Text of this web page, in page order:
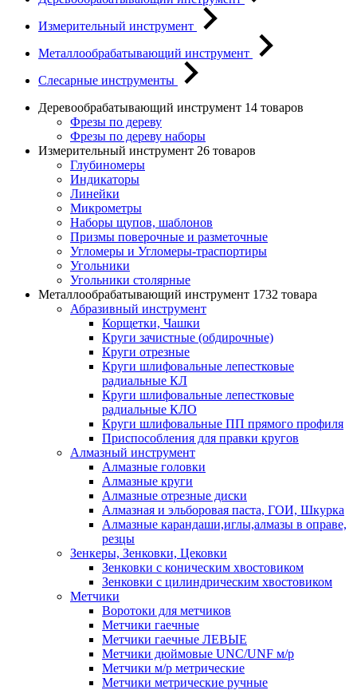
Измерительный инструмент
Металлообрабатывающий инструмент
Слесарные инструменты
Деревообрабатывающий инструмент 14 товаров
Фрезы по дереву
Фрезы по дереву наборы
Измерительный инструмент 26 товаров
Глубиномеры
Индикаторы
Линейки
Микрометры
Наборы щупов, шаблонов
Призмы поверочные и разметочные
Угломеры и Угломеры-траспортиры
Угольники
Угольники столярные
Металлообрабатывающий инструмент 1732 товара
Абразивный инструмент
Корщетки, Чашки
Круги зачистные (обдирочные)
Круги отрезные
Круги шлифовальные лепестковые
радиальные КЛ
Круги шлифовальные лепестковые
радиальные КЛО
Круги шлифовальные ПП прямого профиля
Приспособления для правки кругов
Алмазный инструмент
Алмазные головки
Алмазные круги
Алмазные отрезные диски
Алмазная и эльборовая паста, ГОИ, Шкурка
Алмазные карандаши,иглы,алмазы в оправе,
резцы
Зенкеры, Зенковки, Цековки
Зенковки с коническим хвостовиком
Зенковки с цилиндрическим хвостовиком
Метчики
Воротоки для метчиков
Метчики гаечные
Метчики гаечные ЛЕВЫЕ
Метчики дюймовые UNC/UNF м/р
Метчики м/р метрические
Метчики метрические ручные